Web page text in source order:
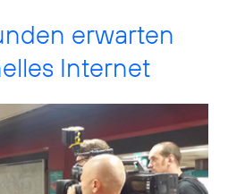
erwarten
Internet